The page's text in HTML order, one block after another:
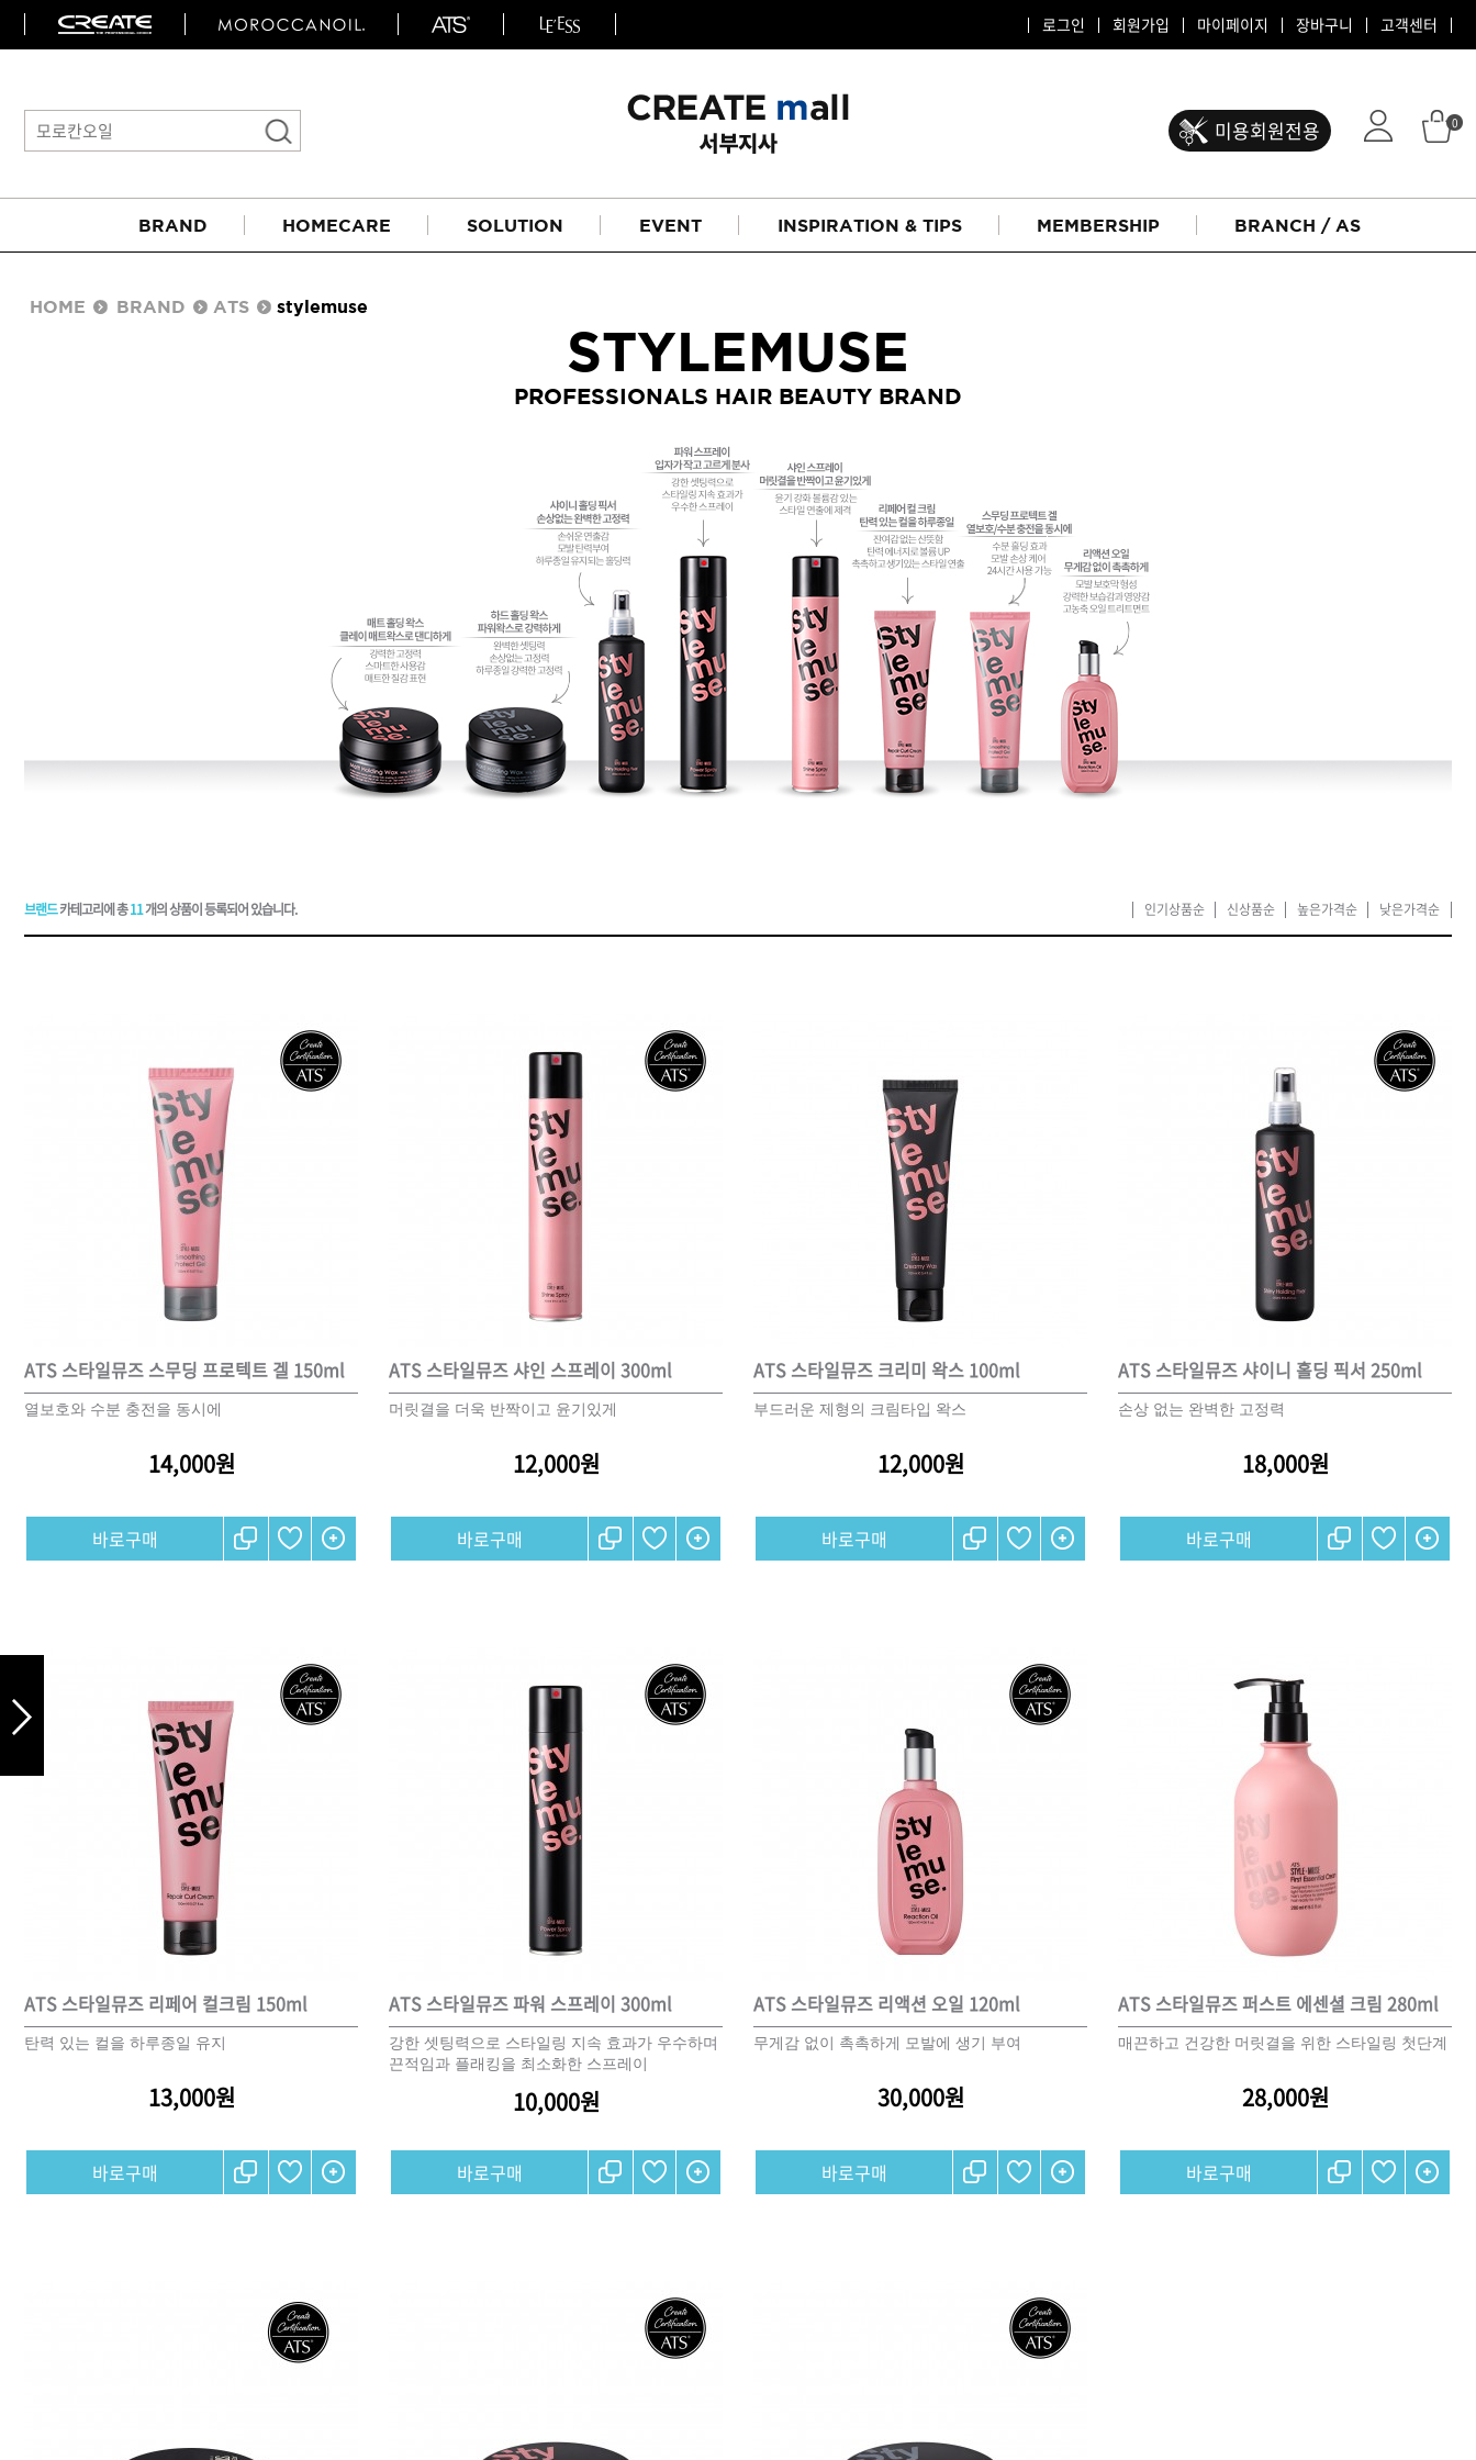
고객센터
장바구니
마이페이지
회원가입
로그인
미용회원전용 0
BRAND HOMECARE SOLUTION EVENT INSPIRATION & TIPS MEMBERSHIP BRANCH / AS
헤어 리페어라인
하이드레이션 라인
볼륨 라인
스무드 라인
텍스처
컬 라인
스타일링 라인
피니시 라인
컨디셔너
트리트먼트
토닉
세럼
오일
에센셜
스타일링
브러쉬
매직기
드라이어
모로칸오일 트리트먼트 오리
지날 125ml
미용회원전용
모로칸오일 보어 브러시
DAMAGE MOISTURE VOLUME NO FRIZZ CURL SCALP
샴푸 컨디셔너 트리트먼트 오일 스타일링
제품찾기 헤어 레시피 헤어 트렌드 헤어 스튜디오
우수회원 혜택 미용회원 혜택
인천 전남
HOME BRAND ATS stylemuse
STYLEMUSE
PROFESSIONALS HAIR BEAUTY BRAND
브랜드카테고리에 총11개의 상품이 등록되어 있습니다. 인기상품순 신상품순 높은가격순 낮은가격순
ATS 스타일뮤즈 스무딩 프로텍트 겔 150ml
열보호와 수분 충전을 동시에
14,000원
ATS 스타일뮤즈 샤인 스프레이 300ml
머릿결을 더욱 반짝이고 윤기있게
12,000원
ATS 스타일뮤즈 크리미 왁스 100ml
부드러운 제형의 크림타입 왁스
12,000원
ATS 스타일뮤즈 샤이니 홀딩 픽서 250ml
손상 없는 완벽한 고정력
18,000원
ATS 스타일뮤즈 리페어 컬크림 150ml
탄력 있는 컬을 하루종일 유지
13,000원
ATS 스타일뮤즈 파워 스프레이 300ml
강한 셋팅력으로 스타일링 지속 효과가 우수하며
끈적임과 플래킹을 최소화한 스프레이
10,000원
ATS 스타일뮤즈 리액션 오일 120ml
무게감 없이 촉촉하게 모발에 생기 부여
30,000원
ATS 스타일뮤즈 퍼스트 에센셜 크림 280ml
매끈하고 건강한 머릿결을 위한 스타일링 첫단계
28,000원